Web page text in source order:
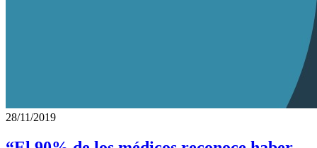
28/11/2019